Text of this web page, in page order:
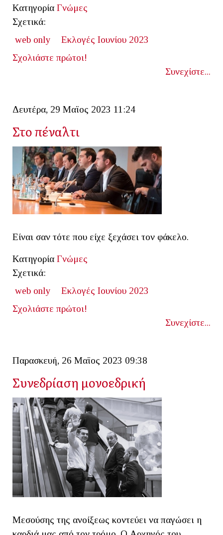
Κατηγορία Γνώμες
Σχετικά:
web only
Εκλογές Ιουνίου 2023
Σχολιάστε πρώτοι!
Συνεχίστε...
Δευτέρα, 29 Μαϊος 2023 11:24
Στο πέναλτι
Είναι σαν τότε που είχε ξεχάσει τον φάκελο.
Κατηγορία Γνώμες
Σχετικά:
web only
Εκλογές Ιουνίου 2023
Σχολιάστε πρώτοι!
Συνεχίστε...
Παρασκευή, 26 Μαϊος 2023 09:38
Συνεδρίαση μονοεδρική
Μεσούσης της ανοίξεως κοντεύει να παγώσει η